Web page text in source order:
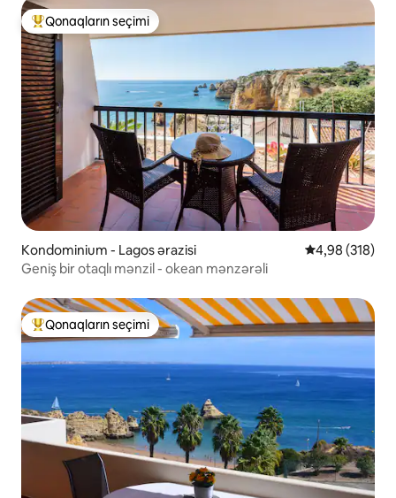
Populyar "Qonaqların seçimi"
Qonaqların seçimi
Kondominium - Lagos ərazisi Ortalama
4,98 (318)
Geniş bir otaqlı mənzil - okean mənzərəli
Populyar "Qonaqların seçimi"
Qonaqların seçimi